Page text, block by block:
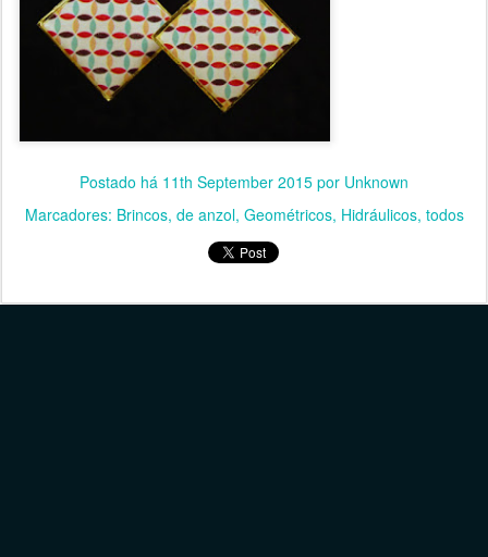
Postado há 11th September 2015 por Unknown
Marcadores: Brincos de anzol Geométricos Hidráulicos todos